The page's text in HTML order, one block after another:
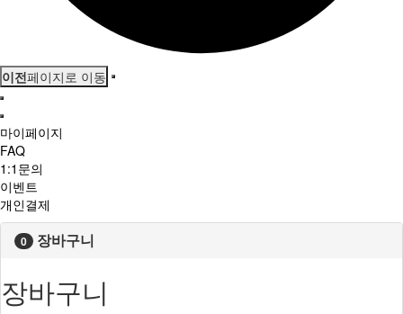
이전페이지로 이동
마이페이지
FAQ
1:1문의
이벤트
개인결제
0 장바구니
장바구니